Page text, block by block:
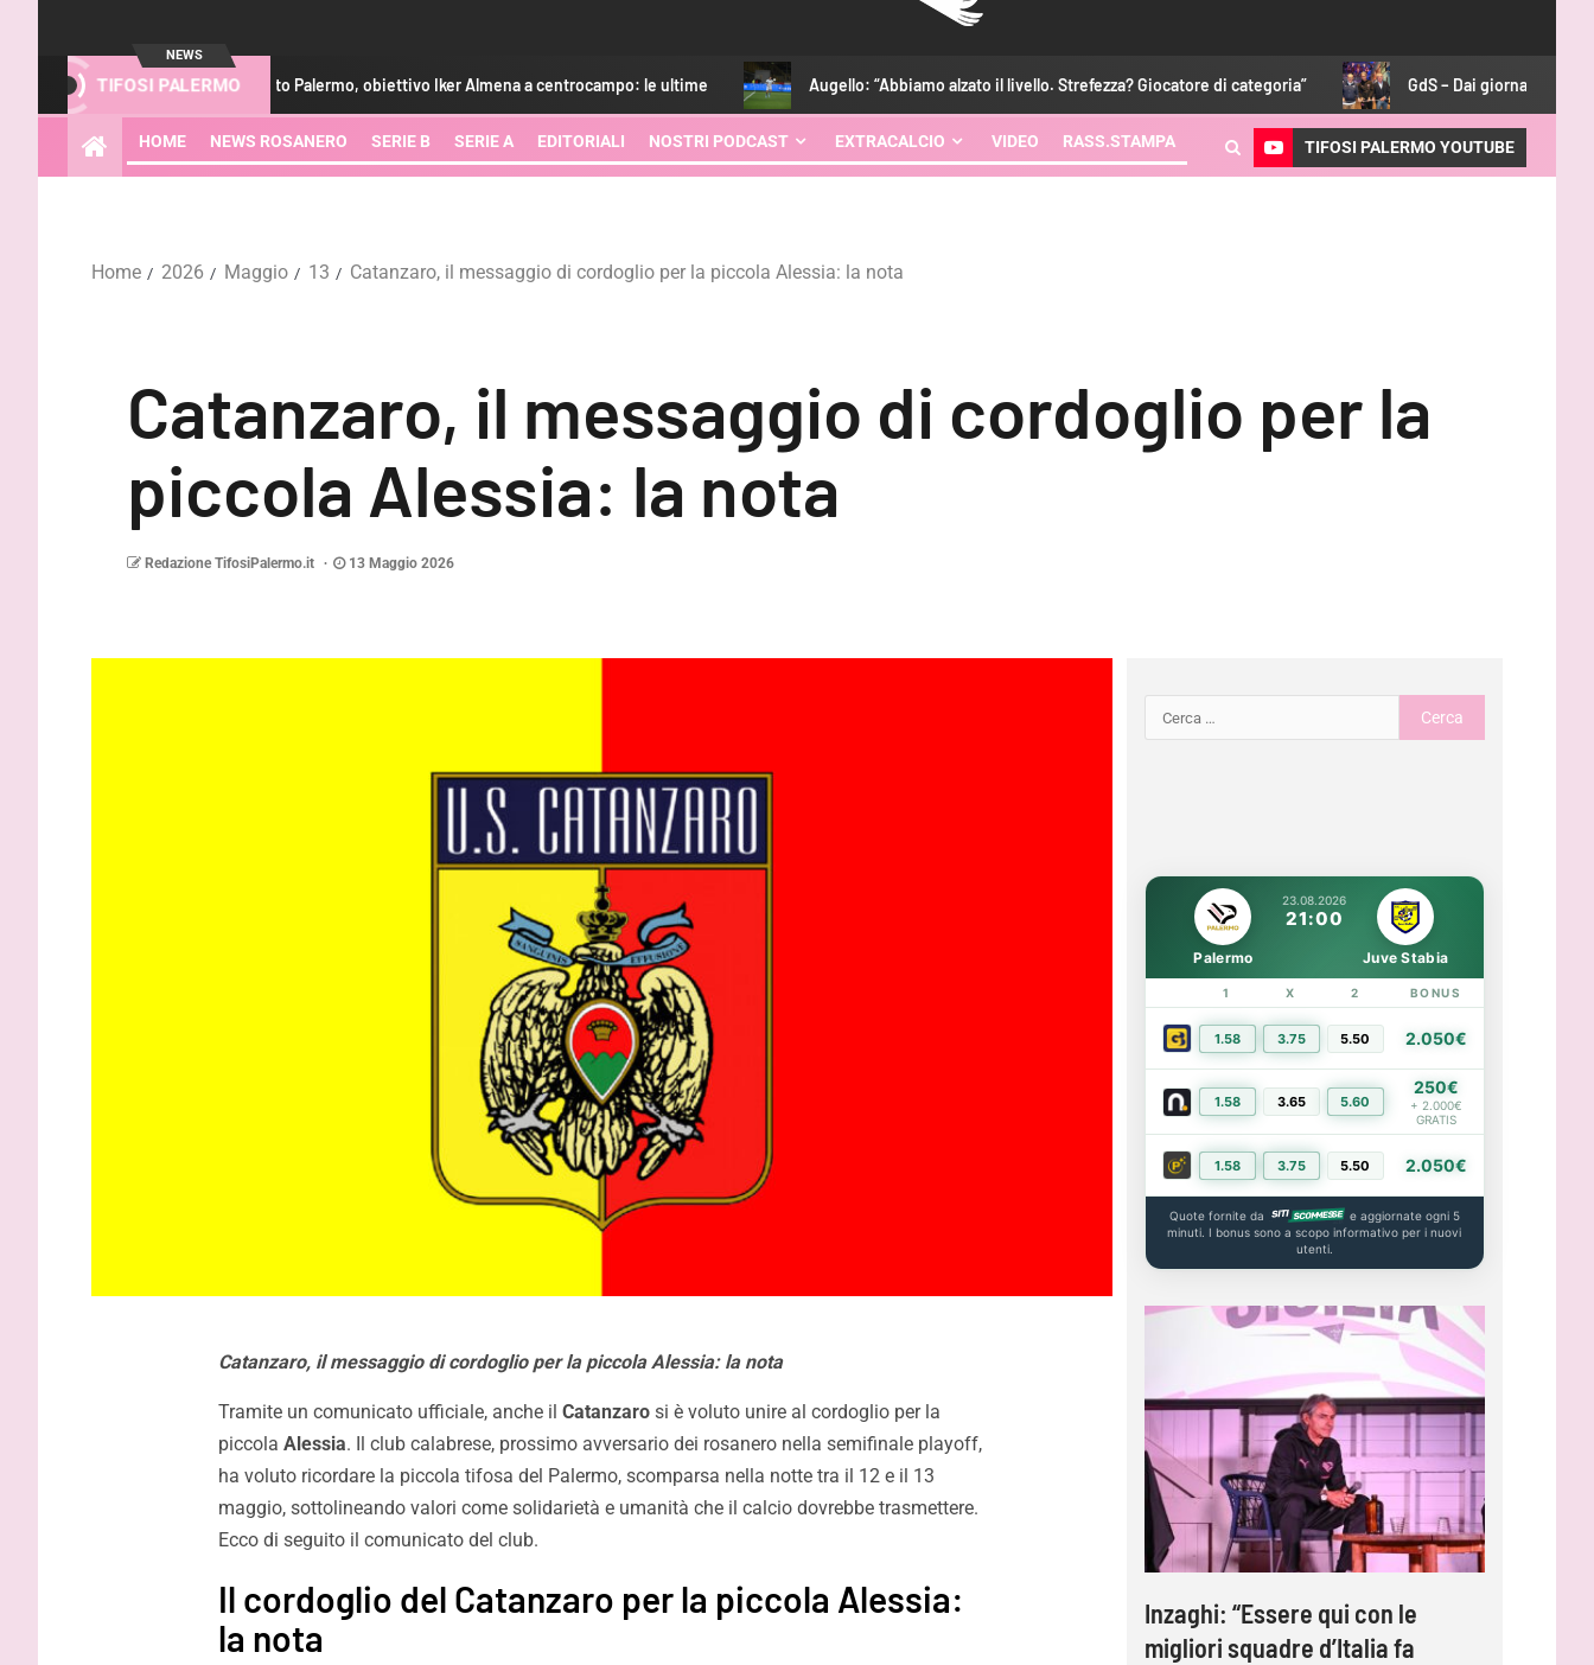
NEWS
TIFOSI PALERMO
Calciomercato Palermo, obiettivo Iker Almena a centrocampo: le ultime Augello: “Abbiamo alzato il livello. Strefezza? Giocatore di categoria” GdS – Dai giornali alle feste, Perth è
HOME NEWS ROSANERO SERIE B SERIE A EDITORIALI NOSTRI PODCAST EXTRACALCIO VIDEO RASS.STAMPA TIFOSI PALERMO YOUTUBE
Home 2026 Maggio 13 Catanzaro, il messaggio di cordoglio per la piccola Alessia: la nota
Catanzaro, il messaggio di cordoglio per la
piccola Alessia: la nota
Redazione TifosiPalermo.it 13 Maggio 2026
Catanzaro, il messaggio di cordoglio per la piccola Alessia: la nota
Tramite un comunicato ufficiale, anche il Catanzarosi è voluto unire al cordoglio per la
piccola Alessia. Il club calabrese, prossimo avversario dei rosanero nella semifinale playoff,
ha voluto ricordare la piccola tifosa del Palermo, scomparsa nella notte tra il 12 e il 13
maggio, sottolineando valori come solidarietà e umanità che il calcio dovrebbe trasmettere.
Ecco di seguito il comunicato del club.
Il cordoglio del Catanzaro per la piccola Alessia:
la nota
23.08.2026
21:00
Palermo Juve Stabia
1 X 2 BONUS
1.58 3.75 5.50 2.050€
1.58 3.65 5.60
250€
+ 2.000€
GRATIS
1.58 3.75 5.50 2.050€
Quote fornite da
e aggiornate ogni 5
minuti. I bonus sono a scopo informativo per i nuovi
utenti.
Inzaghi: “Essere qui con le
migliori squadre d’Italia fa
Gardini: “Pronti per essere
Palermo, adesso è ufficiale:
Inzaghi: “Essere qui con le
migliori squadre d’Italia fa